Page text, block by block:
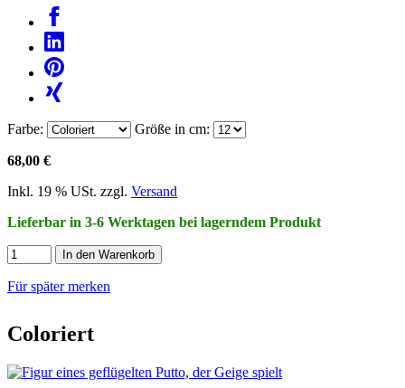
Farbe: Größe in cm:
68,00 €
Inkl. 19 % USt. zzgl. Versand
Lieferbar in 3-6 Werktagen bei lagerndem Produkt
In den Warenkorb
Für später merken
Coloriert